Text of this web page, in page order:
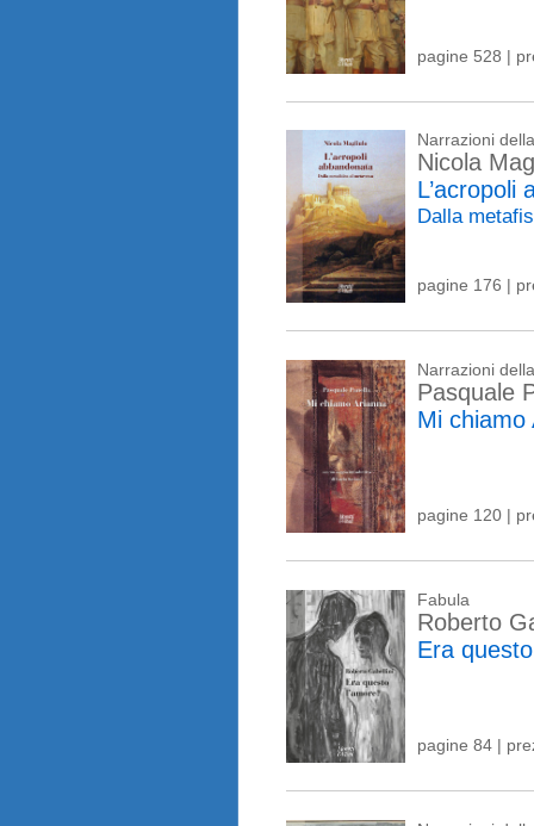
pagine 528 |
Narrazioni
Nicola
L’acropoli
Dalla
pagine 176 |
Narrazioni
Pasquale
Mi chiamo
pagine 120 |
Fabula
Roberto
Era
pagine 84 |